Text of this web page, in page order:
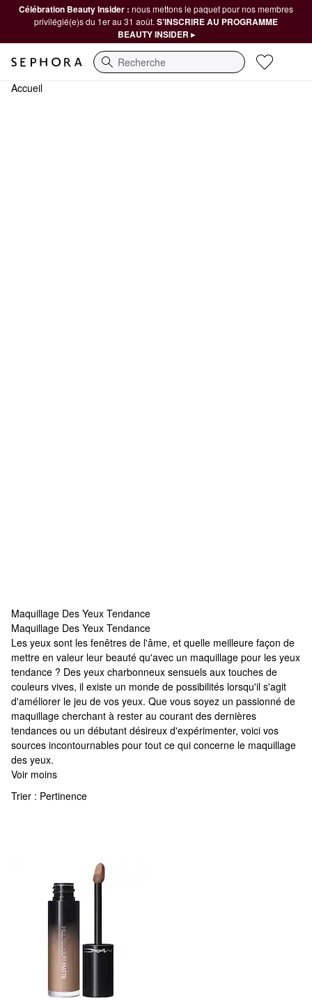
Célébration Beauty Insider : nous mettons le paquet pour nos membres
privilégié(e)s du 1er au 31 août. S’INSCRIRE AU PROGRAMME
BEAUTY INSIDER ▸
Recherche
Accueil
Maquillage Des Yeux Tendance
Maquillage Des Yeux Tendance
Maquillage Des Yeux Tendance
Les yeux sont les fenêtres de l'âme, et quelle meilleure façon de
mettre en valeur leur beauté qu'avec un maquillage pour les yeux
tendance ? Des yeux charbonneux sensuels aux touches de
couleurs vives, il existe un monde de possibilités lorsqu'il s'agit
d'améliorer le jeu de vos yeux. Que vous soyez un passionné de
maquillage cherchant à rester au courant des dernières
tendances ou un débutant désireux d'expérimenter, voici vos
sources incontournables pour tout ce qui concerne le maquillage
des yeux.
Voir moins
Trier : Pertinence